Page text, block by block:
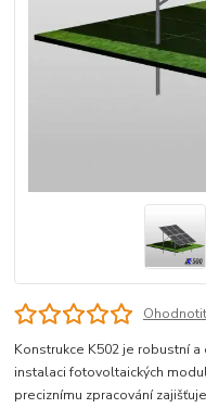
Konstrukce K502 je robustní
instalaci fotovoltaických
preciznímu zpracování